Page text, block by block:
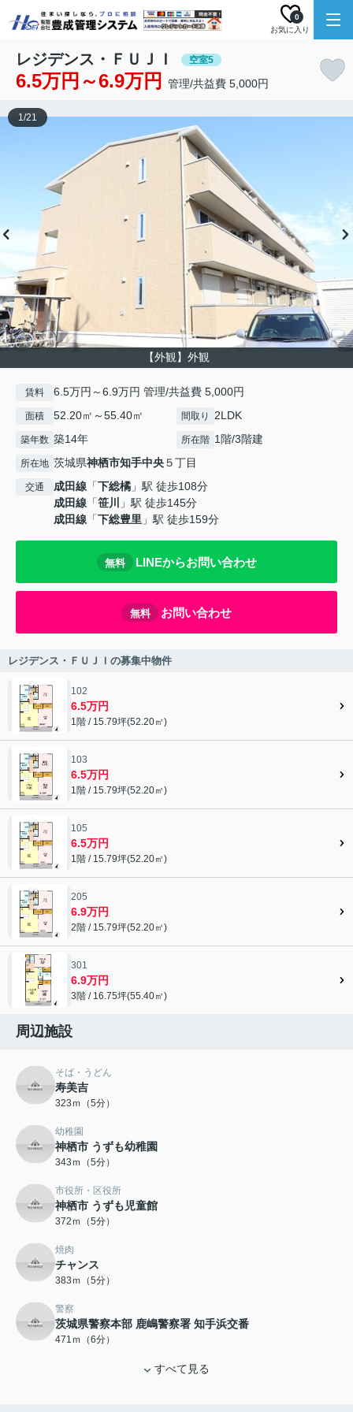
お気に入り
0
レジデンス・ＦＵＪＩ 空室5
6.5万円～6.9万円 管理/共益費 5,000円
【外観】外観
1/21
賃料 6.5万円～6.9万円 管理/共益費 5,000円
面積 52.20㎡～55.40㎡ 間取り 2LDK
築年数 築14年 所在階 1階/3階建
所在地 茨城県神栖市知手中央５丁目
交通 成田線 「下総橘 」駅 徒歩108分
成田線 「笹川
」駅 徒歩145分
成田線 「下総豊里 」駅 徒歩159分
無料 LINEからお問い合わせ
無料 お問い合わせ
レジデンス・ＦＵＪＩの募集中物件
102
6.5万円
1階 / 15.79坪(52.20㎡)
103
6.5万円
1階 / 15.79坪(52.20㎡)
105
6.5万円
1階 / 15.79坪(52.20㎡)
205
6.9万円
2階 / 15.79坪(52.20㎡)
301
6.9万円
3階 / 16.75坪(55.40㎡)
周辺施設
そば・うどん
寿美吉
323ｍ（5分）
幼稚園
神栖市 うずも幼稚園
343ｍ（5分）
市役所・区役所
神栖市 うずも児童館
372ｍ（5分）
焼肉
チャンス
383ｍ（5分）
警察
茨城県警察本部 鹿嶋警察署 知手浜交番
471ｍ（6分）
すべて見る